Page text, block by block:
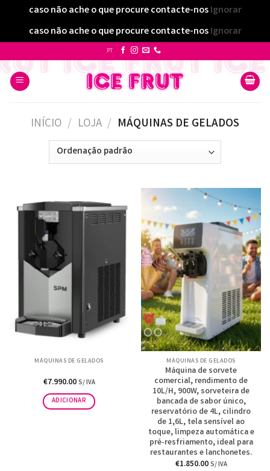
caso não ache o que procure contacte-nosIgnorar
caso não ache o que procure contacte-nosIgnorar
to
content
PT
INÍCIO / LOJA / MÁQUINAS DE GELADOS
MÁQUINAS DE GELADOS
€7.990.00 S/ IVA
ADICIONAR
MÁQUINAS DE GELADOS
Máquina de sorvete
comercial, rendimento de
10L/H, 900W, sorveteira de
bancada de sabor único,
reservatório de 4L, cilindro
de 1,6L, tela sensível ao
toque, limpeza automática e
pré-resfriamento, ideal para
restaurantes e lanchonetes.
€1.850.00 S/ IVA